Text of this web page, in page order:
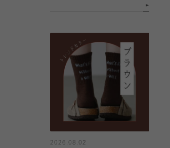
2026.08.02